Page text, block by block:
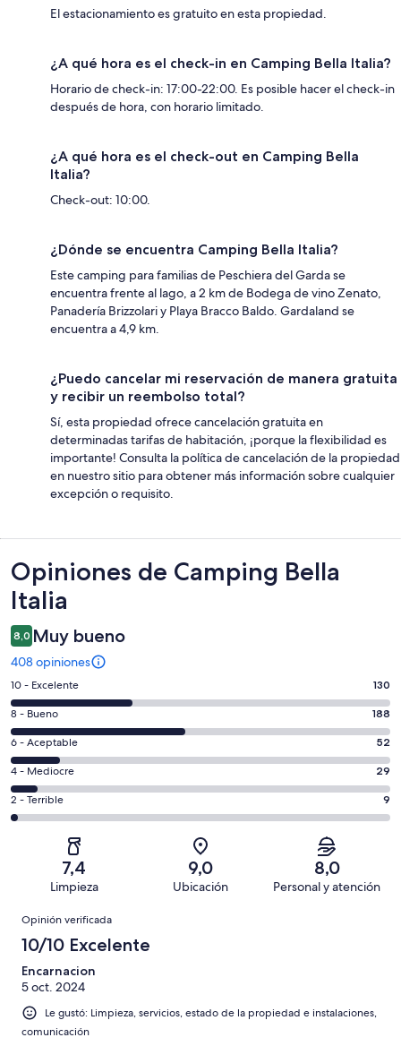
El estacionamiento es gratuito en esta propiedad.
¿A qué hora es el check-in en Camping Bella Italia?
Horario de check-in: 17:00-22:00. Es posible hacer el check-in
después de hora, con horario limitado.
¿A qué hora es el check-out en Camping Bella
Italia?
Check-out: 10:00.
¿Dónde se encuentra Camping Bella Italia?
Este camping para familias de Peschiera del Garda se
encuentra frente al lago, a 2 km de Bodega de vino Zenato,
Panadería Brizzolari y Playa Bracco Baldo. Gardaland se
encuentra a 4,9 km.
¿Puedo cancelar mi reservación de manera gratuita
y recibir un reembolso total?
Sí, esta propiedad ofrece cancelación gratuita en
determinadas tarifas de habitación, ¡porque la flexibilidad es
importante! Consulta la política de cancelación de la propiedad
en nuestro sitio para obtener más información sobre cualquier
excepción o requisito.
Opiniones
Opiniones de Camping Bella
Italia
8,0 Muy bueno
408 opiniones
Evaluación:
10
-
Excelente.
130
de
408
opiniones
10 - Excelente 130
Evaluación:
8
-
Bueno.
188
de
opiniones
8 - Bueno 188
Evaluación:
6
-
Aceptable.
52
opiniones
6 - Aceptable 52
Evaluación:
4
-
4 - Mediocre 29
Evaluación:
2
Terrible.
408
2 - Terrible 9
7,4
Limpieza
9,0
Ubicación
8,0
Personal y atención
Opiniones
Opinión verificada
10/10 Excelente
Encarnacion
5 oct. 2024
Le gustó: Limpieza, servicios, estado de la propiedad e instalaciones,
comunicación